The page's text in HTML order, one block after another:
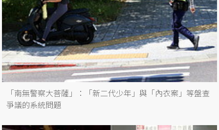
「南無警察大菩薩」：「新二代少年」與「內衣案」等盤查
爭議的系統問題